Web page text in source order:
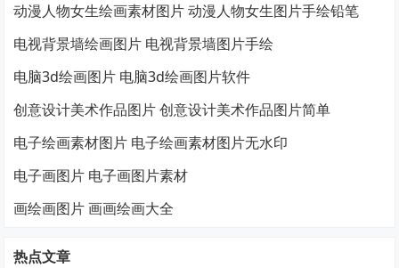
动漫人物女生绘画素材图片 动漫人物女生图片手绘铅笔
电视背景墙绘画图片 电视背景墙图片手绘
电脑3d绘画图片 电脑3d绘画图片软件
创意设计美术作品图片 创意设计美术作品图片简单
电子绘画素材图片 电子绘画素材图片无水印
电子画图片 电子画图片素材
画绘画图片 画画绘画大全
热点文章